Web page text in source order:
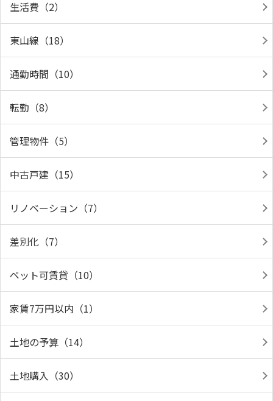
生活費（2）
東山線（18）
通勤時間（10）
転勤（8）
管理物件（5）
中古戸建（15）
リノベーション（7）
差別化（7）
ペット可賃貸（10）
家賃7万円以内（1）
土地の予算（14）
土地購入（30）